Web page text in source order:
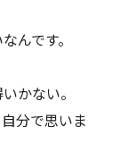
んです。
かない。
分で思いま